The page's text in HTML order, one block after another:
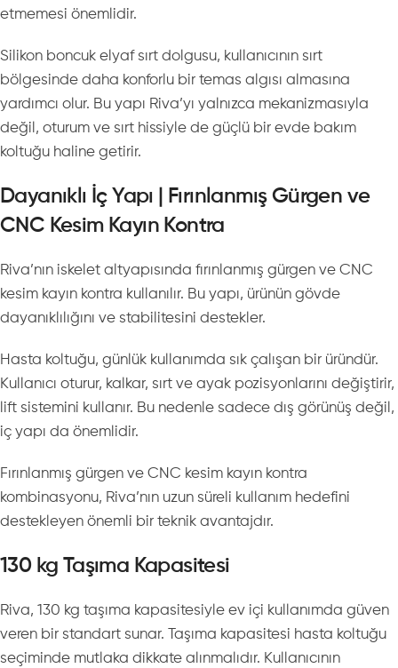
etmemesi önemlidir.
Silikon boncuk elyaf sırt dolgusu, kullanıcının sırt
bölgesinde daha konforlu bir temas algısı almasına
yardımcı olur. Bu yapı Riva’yı yalnızca mekanizmasıyla
değil, oturum ve sırt hissiyle de güçlü bir evde bakım
koltuğu haline getirir.
Dayanıklı İç Yapı | Fırınlanmış Gürgen ve
CNC Kesim Kayın Kontra
Riva’nın iskelet altyapısında fırınlanmış gürgen ve CNC
kesim kayın kontra kullanılır. Bu yapı, ürünün gövde
dayanıklılığını ve stabilitesini destekler.
Hasta koltuğu, günlük kullanımda sık çalışan bir üründür.
Kullanıcı oturur, kalkar, sırt ve ayak pozisyonlarını değiştirir,
lift sistemini kullanır. Bu nedenle sadece dış görünüş değil,
iç yapı da önemlidir.
Fırınlanmış gürgen ve CNC kesim kayın kontra
kombinasyonu, Riva’nın uzun süreli kullanım hedefini
destekleyen önemli bir teknik avantajdır.
130 kg Taşıma Kapasitesi
Riva, 130 kg taşıma kapasitesiyle ev içi kullanımda güven
veren bir standart sunar. Taşıma kapasitesi hasta koltuğu
seçiminde mutlaka dikkate alınmalıdır. Kullanıcının